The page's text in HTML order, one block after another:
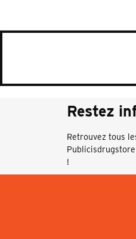
Restez
Retrouvez tous
!